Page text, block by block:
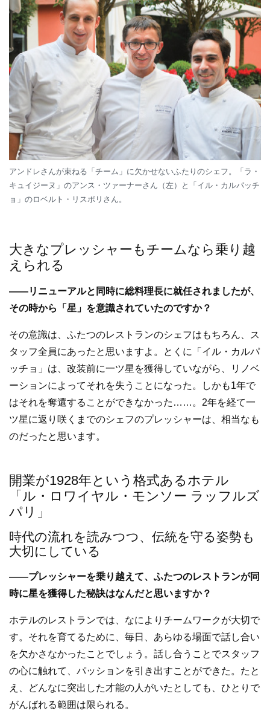
アンドレさんが束ねる「チーム」に欠かせないふたりのシェフ。「ラ・
キュイジーヌ」のアンス・ツァーナーさん（左）と「イル・カルパッチ
ョ」のロベルト・リスポリさん。
大きなプレッシャーもチームなら乗り越
えられる
――リニューアルと同時に総料理長に就任されましたが、
その時から「星」を意識されていたのですか？
その意識は、ふたつのレストランのシェフはもちろん、ス
タッフ全員にあったと思いますよ。とくに「イル・カルパ
ッチョ」は、改装前に一ツ星を獲得していながら、リノベ
ーションによってそれを失うことになった。しかも1年で
はそれを奪還することができなかった……。2年を経て一
ツ星に返り咲くまでのシェフのプレッシャーは、相当なも
のだったと思います。
開業が1928年という格式あるホテル
「ル・ロワイヤル・モンソー ラッフルズ
パリ」
時代の流れを読みつつ、伝統を守る姿勢も
大切にしている
――プレッシャーを乗り越えて、ふたつのレストランが同
時に星を獲得した秘訣はなんだと思いますか？
ホテルのレストランでは、なによりチームワークが大切で
す。それを育てるために、毎日、あらゆる場面で話し合い
を欠かさなかったことでしょう。話し合うことでスタッフ
の心に触れて、パッションを引き出すことができた。たと
え、どんなに突出した才能の人がいたとしても、ひとりで
がんばれる範囲は限られる。